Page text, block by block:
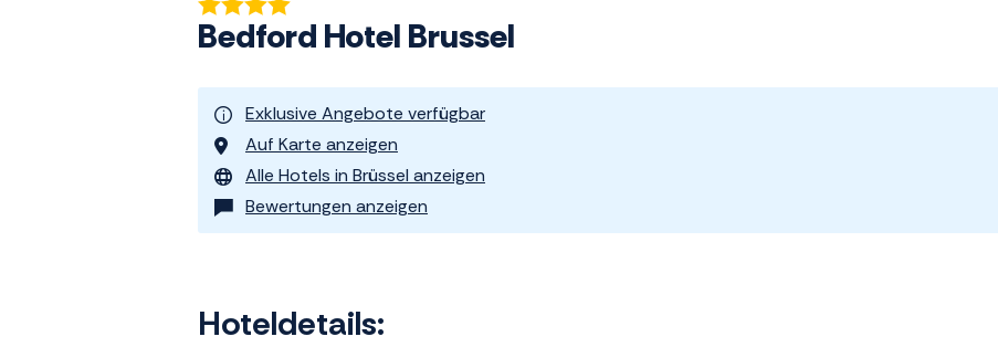
Bedford Hotel Brussel
Exklusive Angebote verfügbar
Auf Karte anzeigen
Alle Hotels in Brüssel anzeigen
Bewertungen anzeigen
Hoteldetails: